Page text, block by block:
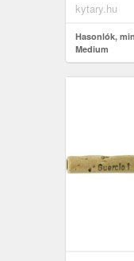
kytary.hu
Hasonlók,
Medium